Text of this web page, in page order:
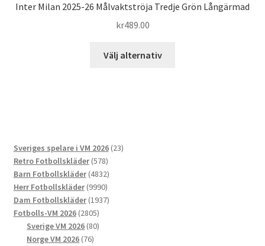
Inter Milan 2025-26 Målvaktströja Tredje Grön Långärmad
kr489.00
Välj alternativ
Sveriges spelare i VM 2026 2323
Retro Fotbollskläder 578578
produkter
Barn Fotbollskläder 48324832
produkter
Herr Fotbollskläder 99909990
produkter
Dam Fotbollskläder 19371937
Fotbolls-VM 2026 28052805
produkter
Sverige VM 2026 8080
Norge VM 2026 7676